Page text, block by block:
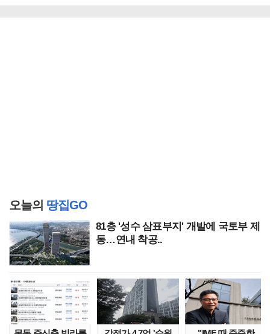
오늘의 땅집GO
81층 '성수 삼표부지' 개발에 국토부 제
동…연내 착공..